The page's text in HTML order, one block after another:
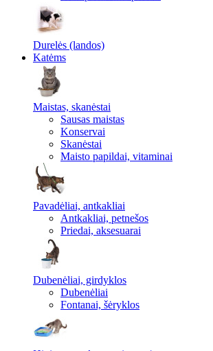
Durelės (landos)
Katėms
Maistas, skanėstai
Sausas maistas
Konservai
Skanėstai
Maisto papildai, vitaminai
Pavadėliai, antkakliai
Antkakliai, petnešos
Priedai, aksesuarai
Dubenėliai, girdyklos
Dubenėliai
Fontanai, šėryklos